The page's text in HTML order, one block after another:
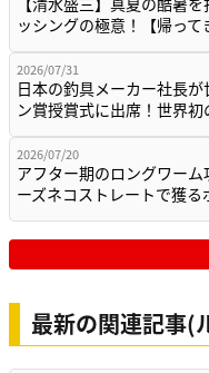
ッシングの極意！【帰っ
2026/07/31
日本の釣具メーカー社長
ン賞授賞式に出席！世界
2026/07/20
アフター期のロングワー
ーズネコストレートで獲
最新の関連記事(